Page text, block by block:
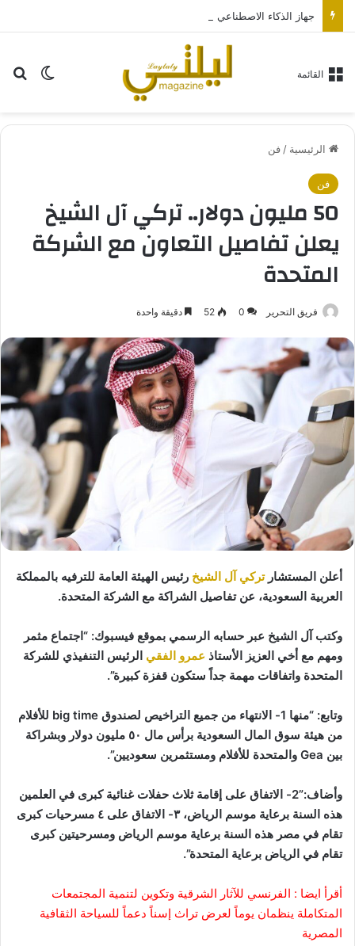
الوضع القائمة
الرئيسية /فن
فن
50 مليون دولار.. تركي آل الشيخ
يعلن تفاصيل التعاون مع الشركة
المتحدة
فريق التحرير 0
52 دقيقة واحدة
أعلن المستشار تركي آل الشيخ رئيس الهيئة العامة للترفيه بالمملكة
العربية السعودية، عن تفاصيل الشراكة مع الشركة المتحدة.
وكتب آل الشيخ عبر حسابه الرسمي بموقع فيسبوك: “اجتماع مثمر
ومهم مع أخي العزيز الأستاذ عمرو الفقي الرئيس التنفيذي للشركة
المتحدة واتفاقات مهمة جداً ستكون قفزة كبيرة”.
وتابع: “منها 1- الانتهاء من جميع التراخيص لصندوق big time للأفلام
من هيئة سوق المال السعودية برأس مال ٥٠ مليون دولار وبشراكة
بين Gea والمتحدة للأفلام ومستثمرين سعوديين”.
وأضاف:”2- الاتفاق على إقامة ثلاث حفلات غنائية كبرى في العلمين
هذه السنة برعاية موسم الرياض، ٣- الاتفاق على ٤ مسرحيات كبرى
تقام في مصر هذه السنة برعاية موسم الرياض ومسرحيتين كبرى
تقام في الرياض برعاية المتحدة”.
أقرأ ايضا : الفرنسي للآثار الشرقية وتكوين لتنمية المجتمعات
المتكاملة ينظمان يوماً لعرض تراث إسناً دعماً للسياحة الثقافية
المصرية